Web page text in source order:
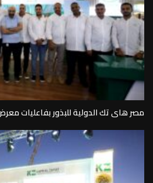
مصر هاى تك الدولية للبذور بفاعليات